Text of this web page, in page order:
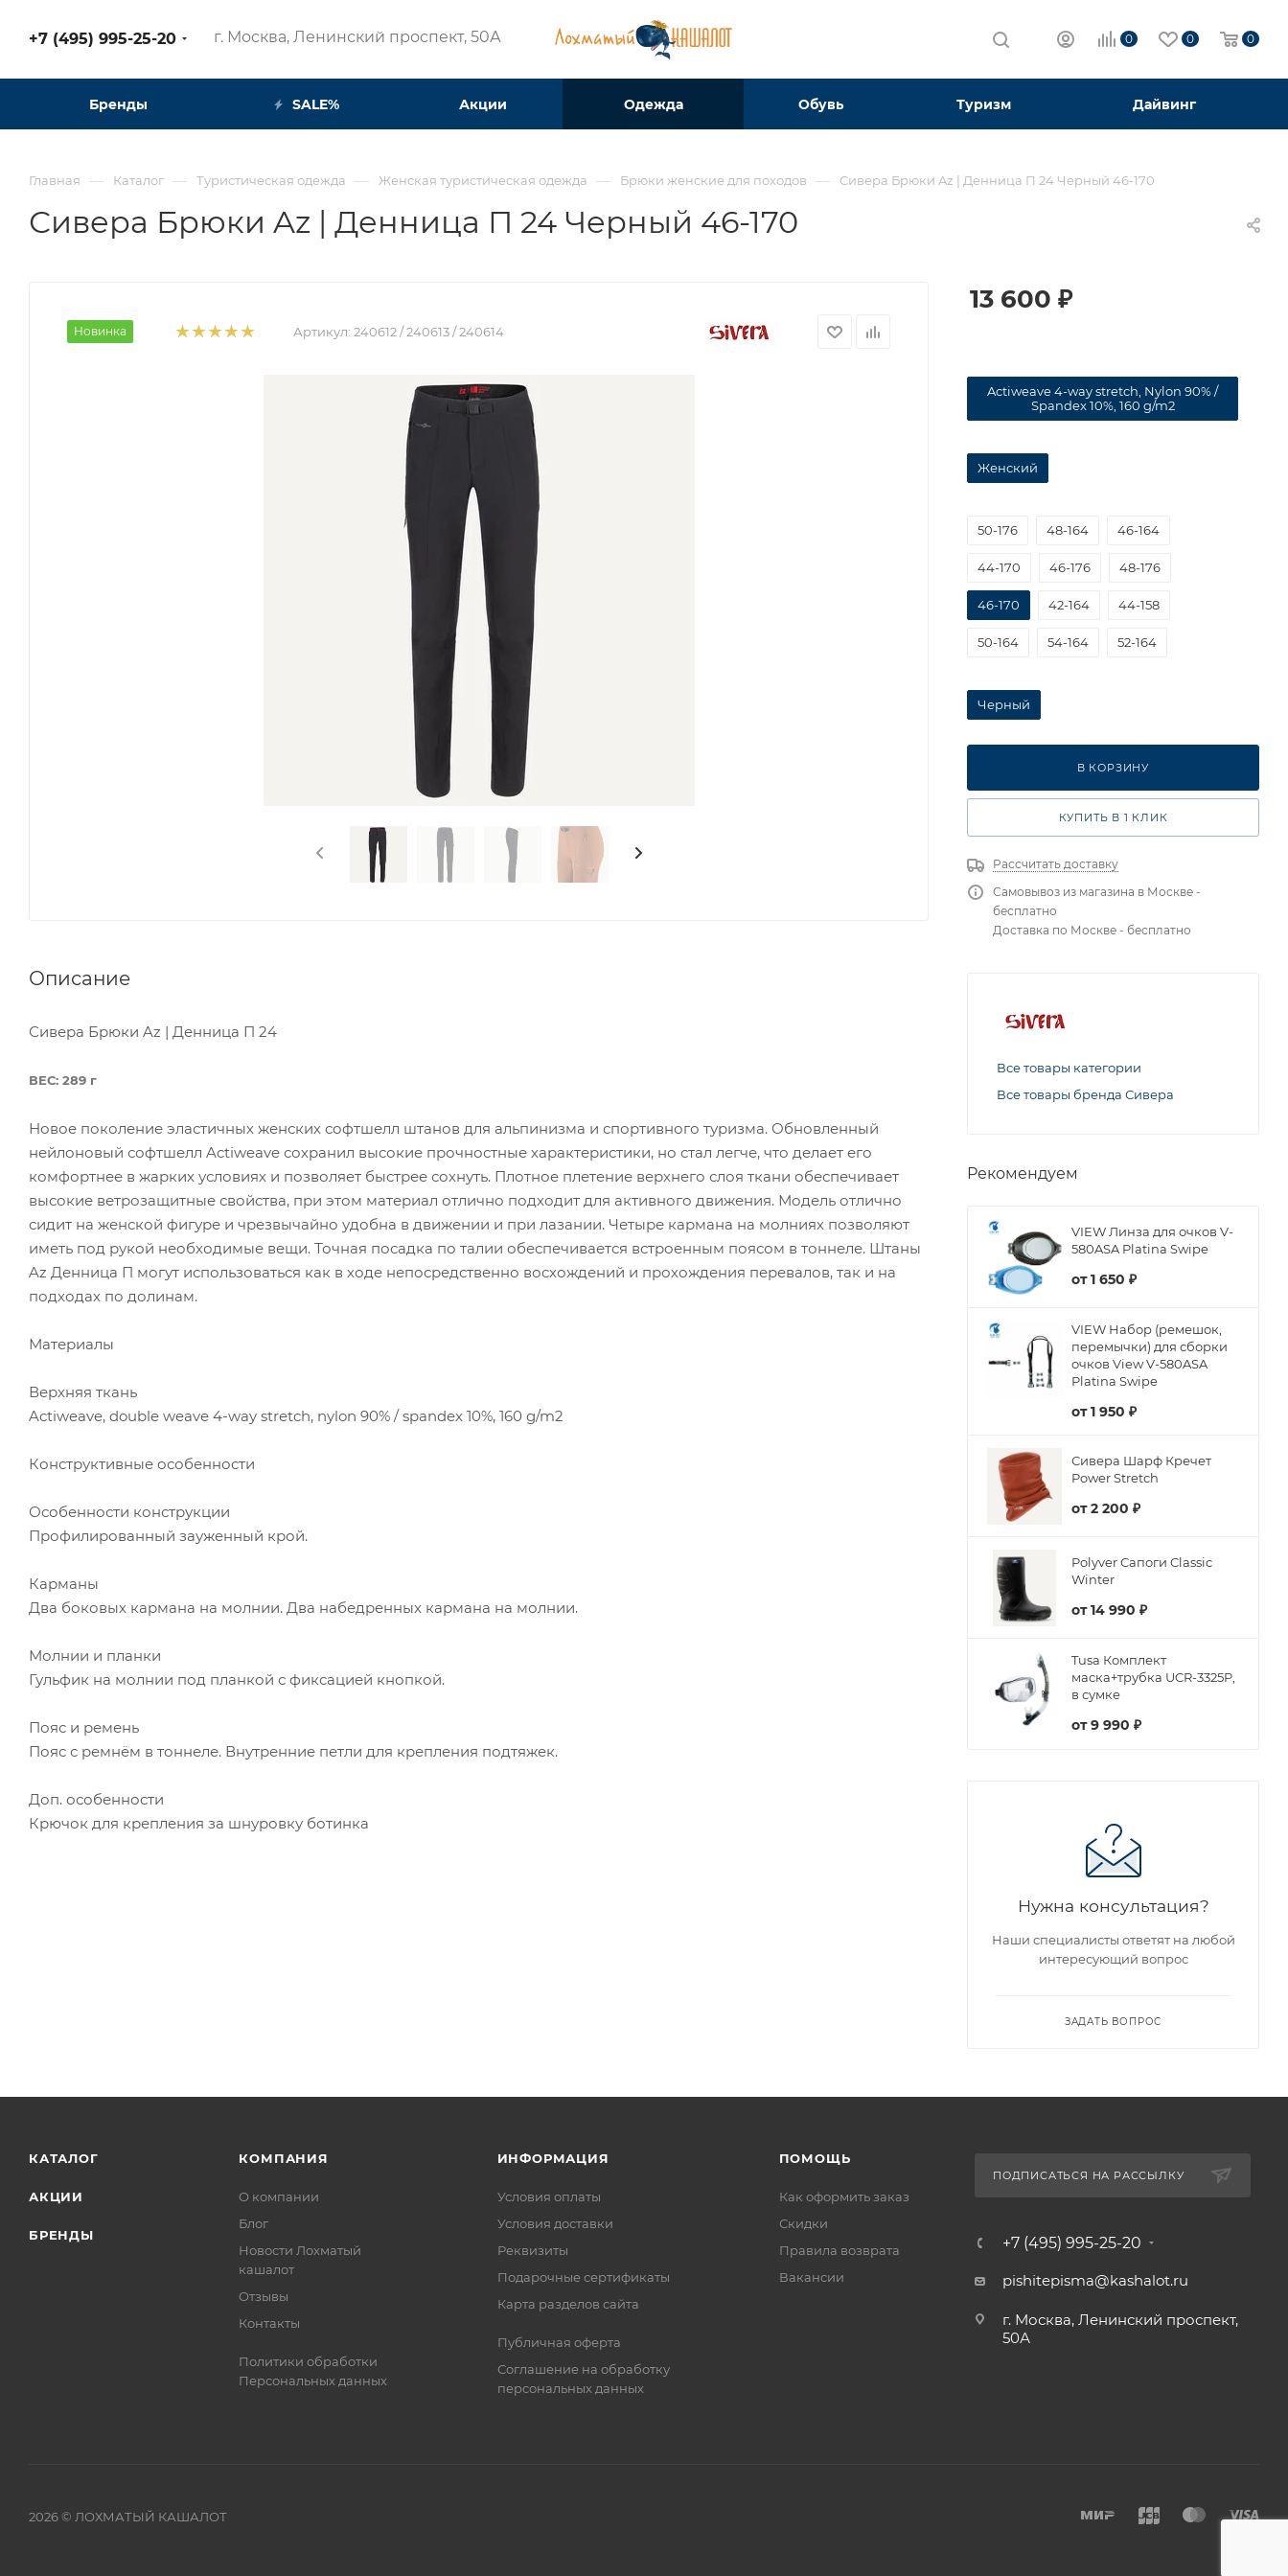
+7 (495) 995-25-20​ г. Москва, Ленинский проспект, 50А​ 0 0 0
Бренды SALE% Акции Одежда Обувь Туризм Дайвинг
Главная — Каталог — Туристическая одежда — Женская туристическая одежда — Брюки женские для походов — Сивера Брюки Az | Денница П 24 Черный 46-170
Сивера Брюки Az | Денница П 24 Черный 46-170
Новинка Артикул: 240612 / 240613 / 240614
Описание
Сивера Брюки Az | Денница П 24
ВЕС: 289 г
Новое поколение эластичных женских софтшелл штанов для альпинизма и спортивного туризма. Обновленный
нейлоновый софтшелл Actiweave сохранил высокие прочностные характеристики, но стал легче, что делает его
комфортнее в жарких условиях и позволяет быстрее сохнуть. Плотное плетение верхнего слоя ткани обеспечивает
высокие ветрозащитные свойства, при этом материал отлично подходит для активного движения. Модель отлично
сидит на женской фигуре и чрезвычайно удобна в движении и при лазании. Четыре кармана на молниях позволяют
иметь под рукой необходимые вещи. Точная посадка по талии обеспечивается встроенным поясом в тоннеле. Штаны
Az Денница П могут использоваться как в ходе непосредственно восхождений и прохождения перевалов, так и на
подходах по долинам.
Материалы
Верхняя ткань
Actiweave, double weave 4-way stretch, nylon 90% / spandex 10%, 160 g/m2
Конструктивные особенности
Особенности конструкции
Профилированный зауженный крой.
Карманы
Два боковых кармана на молнии. Два набедренных кармана на молнии.
Молнии и планки
Гульфик на молнии под планкой с фиксацией кнопкой.
Пояс и ремень
Пояс с ремнём в тоннеле. Внутренние петли для крепления подтяжек.
Доп. особенности
Крючок для крепления за шнуровку ботинка
13 600 ₽
Actiweave 4-way stretch, Nylon 90% /
Spandex 10%, 160 g/m2
Женский
50-176 48-164 46-164
44-170 46-176 48-176
46-170 42-164 44-158
50-164 54-164 52-164
Черный
В КОРЗИНУ
КУПИТЬ В 1 КЛИК
Рассчитать доставку
Самовывоз из магазина в Москве -
бесплатно
Доставка по Москве - бесплатно
Все товары категории
Все товары бренда Сивера
Рекомендуем
VIEW Линза для очков V-
580ASA Platina Swipe
от1 650 ₽
VIEW Набор (ремешок,
перемычки) для сборки
очков View V-580ASA
Platina Swipe
от1 950 ₽
Сивера Шарф Кречет
Power Stretch
от2 200 ₽
Polyver Сапоги Classic
Winter
от14 990 ₽
Tusa Комплект
маска+трубка UCR-3325P,
в сумке
от9 990 ₽
Нужна консультация?
Наши специалисты ответят на любой
интересующий вопрос
ЗАДАТЬ ВОПРОС
КАТАЛОГ
АКЦИИ
БРЕНДЫ
КОМПАНИЯ
О компании
Блог
Новости Лохматый
кашалот
Отзывы
Контакты
Политики обработки
Персональных данных
ИНФОРМАЦИЯ
Условия оплаты
Условия доставки
Реквизиты
Подарочные сертификаты
Карта разделов сайта
Публичная оферта
Соглашение на обработку
персональных данных
ПОМОЩЬ
Как оформить заказ
Скидки
Правила возврата
Вакансии
ПОДПИСАТЬСЯ НА РАССЫЛКУ
+7 (495) 995-25-20​
pishitepisma@kashalot.ru
г. Москва, Ленинский проспект,
50А​
2026 © ЛОХМАТЫЙ КАШАЛОТ